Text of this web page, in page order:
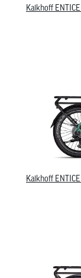
Kalkhoff
Kalkhoff